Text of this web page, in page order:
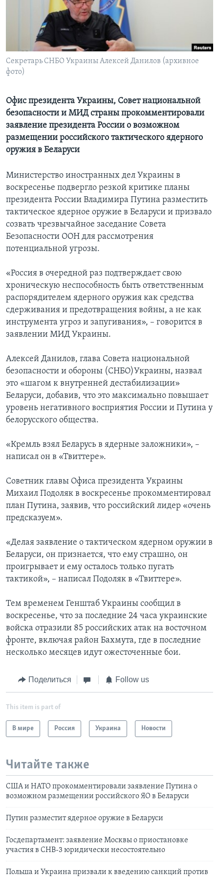
Learning English
СОЦИАЛЬНЫЕ СЕТИ
Секретарь СНБО Украины Алексей Данилов (архивное
фото)
Офис президента Украины, Совет национальной
безопасности и МИД страны прокомментировали
заявление президента России о возможном
размещении российского тактического ядерного
оружия в Беларуси
Министерство иностранных дел Украины в
воскресенье подвергло резкой критике планы
президента России Владимира Путина разместить
тактическое ядерное оружие в Беларуси и призвало
созвать чрезвычайное заседание Совета
Безопасности ООН для рассмотрения
потенциальной угрозы.
«Россия в очередной раз подтверждает свою
хроническую неспособность быть ответственным
распорядителем ядерного оружия как средства
сдерживания и предотвращения войны, а не как
инструмента угроз и запугивания», – говорится в
заявлении МИД Украины.
Алексей Данилов, глава Совета национальной
безопасности и обороны (СНБО)Украины, назвал
это «шагом к внутренней дестабилизации»
Беларуси, добавив, что это максимально повышает
уровень негативного восприятия России и Путина у
белорусского общества.
«Кремль взял Беларусь в ядерные заложники», –
написал он в «Твиттере».
Советник главы Офиса президента Украины
Михаил Подоляк в воскресенье прокомментировал
план Путина, заявив, что российский лидер «очень
предсказуем».
«Делая заявление о тактическом ядерном оружии в
Беларуси, он признается, что ему страшно, он
проигрывает и ему осталось только пугать
тактикой», – написал Подоляк в «Твиттере».
Тем временем Генштаб Украины сообщил в
воскресенье, что за последние 24 часа украинские
войска отразили 85 российских атак на восточном
фронте, включая район Бахмута, где в последние
несколько месяцев идут ожесточенные бои.
Поделиться Follow us
This item is part of
В мире Россия Украина Новости
Читайте также
США и НАТО прокомментировали заявление Путина о
возможном размещении российского ЯО в Беларуси
Путин разместит ядерное оружие в Беларуси
Госдепартамент: заявление Москвы о приостановке
участия в СНВ-3 юридически несостоятельно
Польша и Украина призвали к введению санкций против